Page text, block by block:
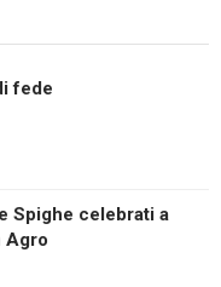
fede
Spighe celebrati a
Agro